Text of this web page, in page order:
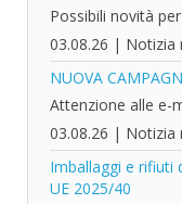
Possibili novità
03.08.26 | Notizia
NUOVA
Attenzione alle e-
03.08.26 | Notizia
Imballaggi e rifiuti
UE 2025/40